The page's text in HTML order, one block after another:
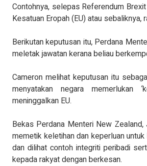
Contohnya, selepas Referendum
Kesatuan Eropah (EU) atau sebaliknya,
Berikutan keputusan itu, Perdana
meletak jawatan kerana beliau
Cameron melihat keputusan itu
menyatakan negara memerlukan
meninggalkan EU.
Bekas Perdana Menteri New
memetik keletihan dan keperluan
dan dilihat contoh integriti peribadi
kepada rakyat dengan berkesan.